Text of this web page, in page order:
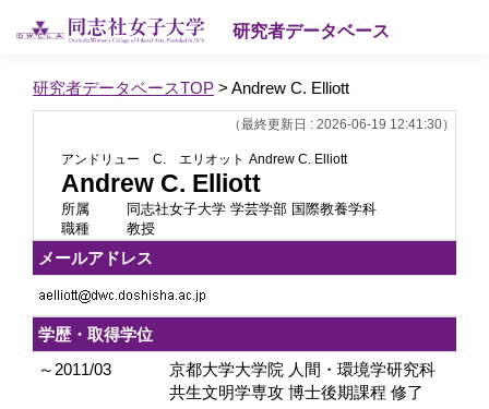
研究者データベース
研究者データベースTOP > Andrew C. Elliott
（最終更新日 : 2026-06-19 12:41:30）
アンドリュー C. エリオット Andrew C. Elliott
Andrew C. Elliott
所属
同志社女子大学 学芸学部 国際教養学科
職種
教授
メールアドレス
学歴・取得学位
～2011/03
京都大学大学院 人間・環境学研究科
共生文明学専攻 博士後期課程 修了